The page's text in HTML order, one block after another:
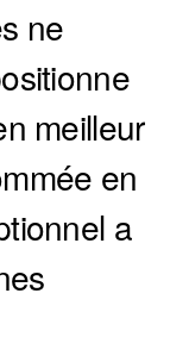
ne
meilleur
en
a